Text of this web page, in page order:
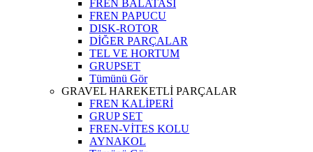
FREN BALATASI
FREN PAPUCU
DISK-ROTOR
DİĞER PARÇALAR
TEL VE HORTUM
GRUPSET
Tümünü Gör
GRAVEL HAREKETLİ PARÇALAR
FREN KALİPERİ
GRUP SET
FREN-VİTES KOLU
AYNAKOL